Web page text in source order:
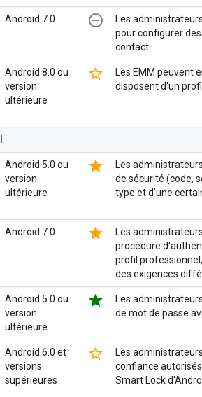
Android 7.0 remove_circle_outline
Les
pour configurer
contact.
Android 8.0 ou
version
ultérieure
star_border
Les EMM peuvent
disposent d'un
Android 5.0 ou
version
ultérieure
star
Les
de sécurité (code,
type et d'une
Android 7.0 star
Les
procédure
profil
des exigences
Android 5.0 ou
version
ultérieure
star
Les
de mot de passe
Android 6.0 et
versions
supérieures
star_border
Les
confiance
Smart Lock